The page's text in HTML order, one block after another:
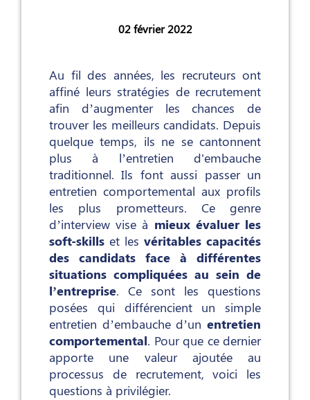
02 février 2022
Au fil des années, les recruteurs ont
affiné leurs stratégies de recrutement
afin d’augmenter les chances de
trouver les meilleurs candidats. Depuis
quelque temps, ils ne se cantonnent
plus à l’entretien d'embauche
traditionnel. Ils font aussi passer un
entretien comportemental aux profils
les plus prometteurs. Ce genre
d’interview vise à mieux évaluer les
soft-skills et les véritables capacités
des candidats face à différentes
situations compliquées au sein de
l’entreprise. Ce sont les questions
posées qui différencient un simple
entretien d’embauche d’un entretien
comportemental. Pour que ce dernier
apporte une valeur ajoutée au
processus de recrutement, voici les
questions à privilégier.